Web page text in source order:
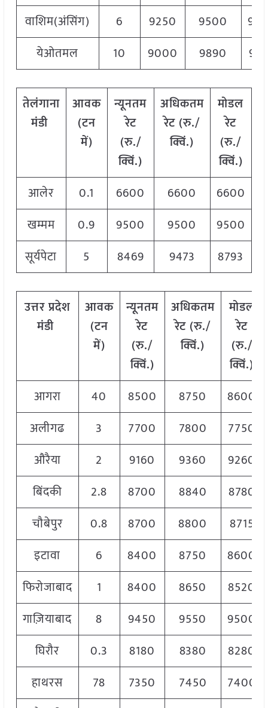
वाशिम(अंसिंग)
6 9250 9500
येओतमल
10 9000 9890
तेलंगाना
मंडी
आवक
(टन
में)
न्यूनतम
रेट
(रु./
क्विं.)
अधिकतम
रेट (रु./
क्विं.)
मोडल
रेट
(रु./
क्विं.)
आलेर
0.1 6600 6600
6600
खम्मम
0.9 9500 9500
9500
सूर्यपेटा
5 8469 9473 8793
उत्तरप्रदेश
मंडी
आवक
(टन
में)
न्यूनतम
रेट
(रु./
क्विं.)
अधिकतम
रेट (रु./
क्विं.)
मोडल
रेट
(रु./
क्विं.)
आगरा
40 8500 8750
8600
अलीगढ
3 7700 7800
7750
औरैया
2 9160 9360
9260
बिंदकी
2.8 8700 8840
8780
चौबेपुर
0.8 8700 8800
8715
इटावा
6 8400 8750
8600
फिरोजाबाद
1 8400 8650
8520
गाज़ियाबाद
8 9450 9550
9500
घिरौर
0.3 8180 8380
8280
हाथरस
78 7350 7450
7400